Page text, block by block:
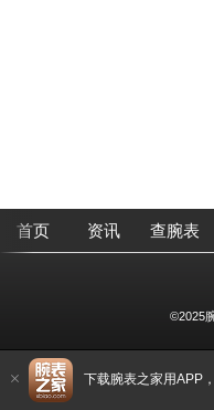
下载腕表之家用APP
首页 资讯 查腕表
©2025